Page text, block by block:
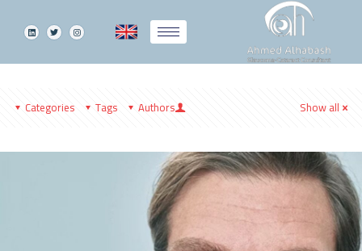
Categories Tags Authors Show all